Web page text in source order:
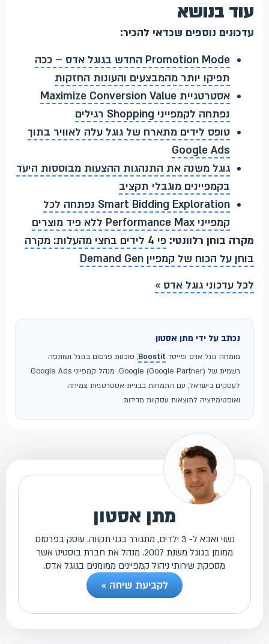
עוד בנושא
עדכונים נוספים שכדאי להכיר:
Promotion Mode החדש בגוגל אדס – ככה
תפיקו יותר מהמבצעים והעונות החזקות
אסטרטגיית Maximize Conversion Value
נפתחה לקמפייני Shopping רגילים
טופס לידים מתארח של גוגל עלה לאוויר בתוך
Google Ads
גוגל משנה את התנהגות ההצעות מבוססות היעד
בקמפיינים מוגבלי תקציב
Smart Bidding Exploration נפתחה לכל
קמפייני Performance Max ללא פיד מוצרים
מקרה בוחן רלוונטי:
פי 4 לידים בחצי מהעלות: מקרה
בוחן על הכוח של קמפיין Demand Gen
לכל עדכוני גוגל אדס »
נכתב על ידי מתן אסטון
מומחה גוגל אדס ומייסד Boostit, סוכנות פרסום בגוגל ושותפה
רשמית של Google (Google Partner). מנהל קמפייני Google Ads
לעסקים בישראל, עם התמחות בבניית אסטרטגיות צמיחה
ואופטימיזציה לתוצאות עסקיות מדידות.
מתן אסטון
נשוי ואבא ל- 3 ילדים, מתגורר בגני תקווה. עוסק בפרסום
ממומן בגוגל משנת 2007. מנהל את חברת בוסטיט אשר
מספקת שירותי ניהול קמפיינים ממומנים בגוגל אדס.
לקביעת שיחה »